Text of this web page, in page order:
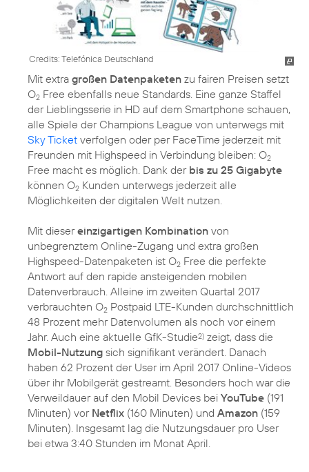
Credits: Telefónica Deutschland
Mit extra großen Datenpaketen zu fairen Preisen setzt
O2 Free ebenfalls neue Standards. Eine ganze Staffel
der Lieblingsserie in HD auf dem Smartphone schauen,
alle Spiele der Champions League von unterwegs mit
Sky Ticket verfolgen oder per FaceTime jederzeit mit
Freunden mit Highspeed in Verbindung bleiben: O2
Free macht es möglich. Dank der bis zu 25 Gigabyte
können O2 Kunden unterwegs jederzeit alle
Möglichkeiten der digitalen Welt nutzen.
Mit diesereinzigartigen Kombination von
unbegrenztem Online-Zugang und extra großen
Highspeed-Datenpaketen ist O2 Free die perfekte
Antwort auf den rapide ansteigenden mobilen
Datenverbrauch. Alleine im zweiten Quartal 2017
verbrauchten O2 Postpaid LTE-Kunden durchschnittlich
48 Prozent mehr Datenvolumen als noch vor einem
Jahr. Auch eine aktuelle GfK-Studie2) zeigt, dass die
Mobil-Nutzung sich signifikant verändert. Danach
haben 62 Prozent der User im April 2017 Online-Videos
über ihr Mobilgerät gestreamt. Besonders hoch war die
Verweildauer auf den Mobil Devices bei YouTube (191
Minuten) vor Netflix (160 Minuten) und Amazon (159
Minuten). Insgesamt lag die Nutzungsdauer pro User
bei etwa 3:40 Stunden im Monat April.